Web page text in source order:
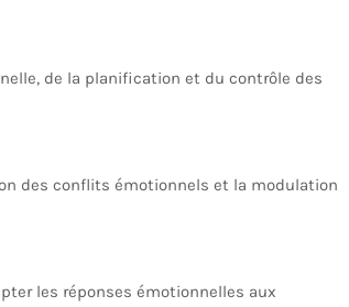
de la planification et du contrôle des
des conflits émotionnels et la modulation
les réponses émotionnelles aux